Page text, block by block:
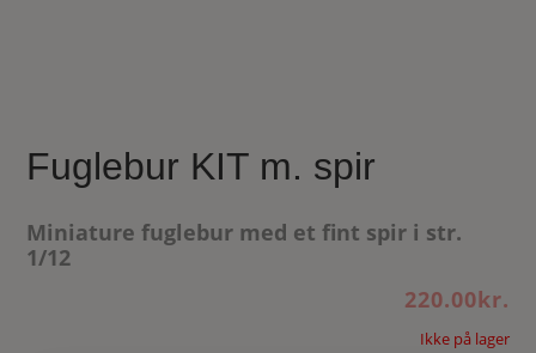
Fuglebur KIT m. spir
Miniature fuglebur med et fint spir i str.
1/12
220.00kr.
Ikke på lager